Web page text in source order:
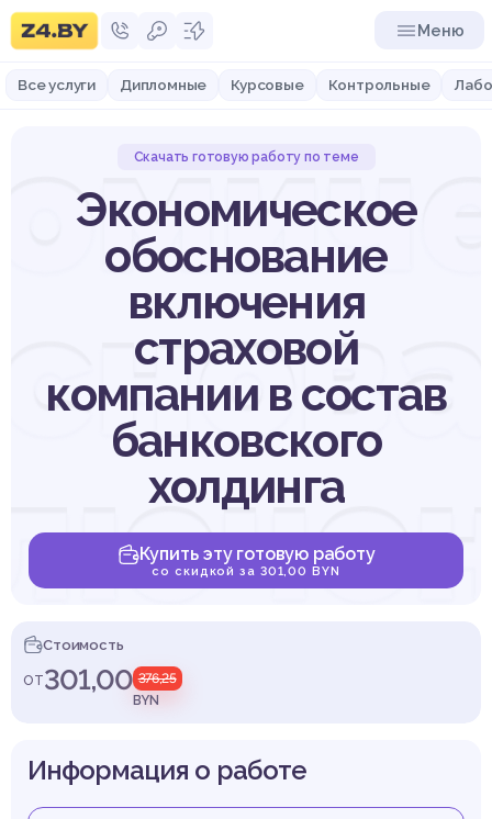
Меню
Все услуги Дипломные Курсовые Контрольные
Скачать готовую работу по теме
Экономическое
обоснование
включения
страховой
компании в состав
банковского
холдинга
Купить эту готовую работу
со скидкой за 301,00 BYN
Стоимость
от301,00 376,25
BYN
Информация о работе